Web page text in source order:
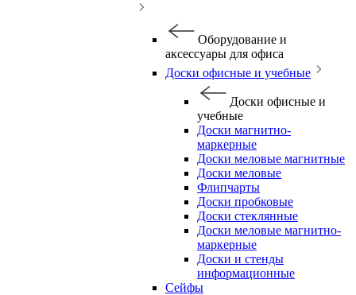
Оборудование и
аксессуары для офиса
Доски офисные и учебные
Доски офисные и
учебные
Доски магнитно-
маркерные
Доски меловые магнитные
Доски меловые
Флипчарты
Доски пробковые
Доски стеклянные
Доски меловые магнитно-
маркерные
Доски и стенды
информационные
Сейфы